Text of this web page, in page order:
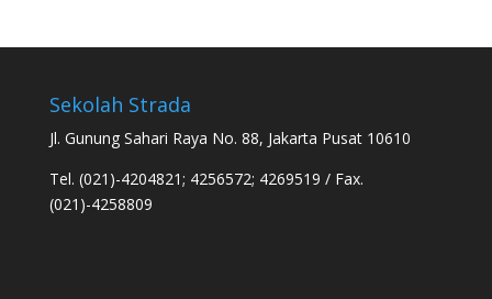
Sekolah Strada
Jl. Gunung Sahari Raya No. 88, Jakarta Pusat 10610
Tel. (021)-4204821; 4256572; 4269519 / Fax.
(021)-4258809